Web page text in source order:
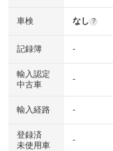
車検 なし ?
記録簿 -
輸入認定
中古車
-
輸入経路 -
登録済
未使用車
-